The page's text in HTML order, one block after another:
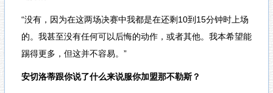
“没有，因为在这两场决赛中我都是在还剩10到15分钟时上场
的。我甚至没有任何可以后悔的动作，或者其他。我本希望能
踢得更多，但这并不容易。”
安切洛蒂跟你说了什么来说服你加盟那不勒斯？